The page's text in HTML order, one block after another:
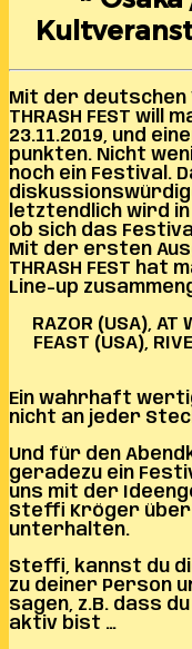
Mit der deutschen
THRASH FEST will
23.11.2019, und
punkten. Nicht
noch ein Festival.
letztendlich wird
ob sich das
Mit der ersten
THRASH FEST
Line-up
RAZOR (USA), AT
FEAST (USA),
Ein wahrhaft
nicht an jeder
Und für den
geradezu ein
uns mit der
Steffi Kröger über
unterhalten.
Steffi, kannst du
zu deiner Person
sagen, z.B. dass
aktiv bist …